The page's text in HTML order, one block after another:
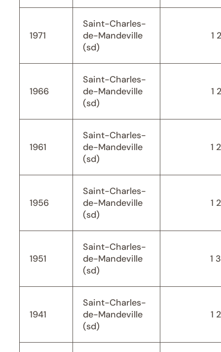
1971
Saint-Charles-
de-Mandeville
(sd)
1
1966
Saint-Charles-
de-Mandeville
(sd)
1
1961
Saint-Charles-
de-Mandeville
(sd)
1
1956
Saint-Charles-
de-Mandeville
(sd)
1
1951
Saint-Charles-
de-Mandeville
(sd)
1
1941
Saint-Charles-
de-Mandeville
(sd)
1